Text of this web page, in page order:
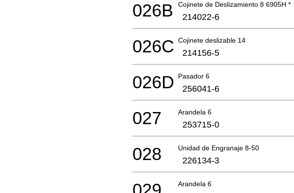
Cojinete de Deslizamiento 8 6905H *
026B 214022-6
Cojinete deslizable 14
026C 214156-5
Pasador 6
026D 256041-6
Arandela 6
027 253715-0
Unidad de Engranaje 8-50
028 226134-3
Arandela 6